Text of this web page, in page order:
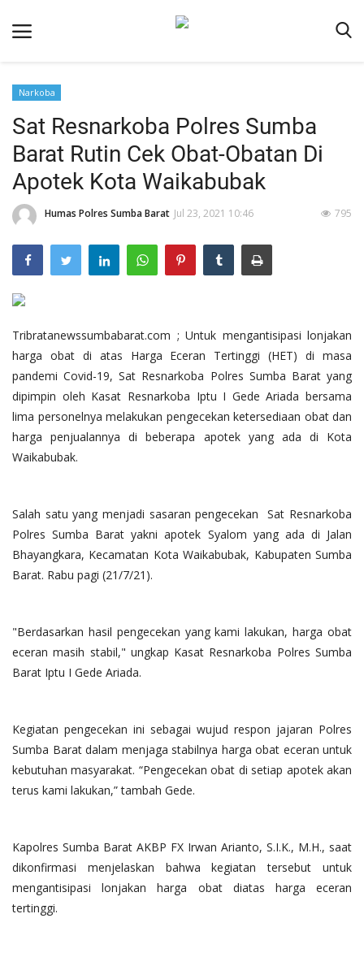
Redaksi
Binkam
Lantas
Giat Ops
Polsek Jajaran
Narkoba
Sat Resnarkoba Polres Sumba
Barat Rutin Cek Obat-Obatan Di
Apotek Kota Waikabubak
Humas Polres Sumba Barat Jul 23, 2021 10:46 795
Tribratanewssumbabarat.com ; Untuk mengantisipasi lonjakan
harga obat di atas Harga Eceran Tertinggi (HET) di masa
pandemi Covid-19, Sat Resnarkoba Polres Sumba Barat yang
dipimpin oleh Kasat Resnarkoba Iptu I Gede Ariada bersama
lima personelnya melakukan pengecekan ketersediaan obat dan
harga penjualannya di beberapa apotek yang ada di Kota
Waikabubak.
Salah satu yang menjadi sasaran pengecekan Sat Resnarkoba
Polres Sumba Barat yakni apotek Syalom yang ada di Jalan
Bhayangkara, Kecamatan Kota Waikabubak, Kabupaten Sumba
Barat. Rabu pagi (21/7/21).
"Berdasarkan hasil pengecekan yang kami lakukan, harga obat
eceran masih stabil," ungkap Kasat Resnarkoba Polres Sumba
Barat Iptu I Gede Ariada.
Kegiatan pengecekan ini sebagai wujud respon jajaran Polres
Sumba Barat dalam menjaga stabilnya harga obat eceran untuk
kebutuhan masyarakat. “Pengecekan obat di setiap apotek akan
terus kami lakukan,” tambah Gede.
Kapolres Sumba Barat AKBP FX Irwan Arianto, S.I.K., M.H., saat
dikonfirmasi menjelaskan bahwa kegiatan tersebut untuk
mengantisipasi lonjakan harga obat diatas harga eceran
tertinggi.